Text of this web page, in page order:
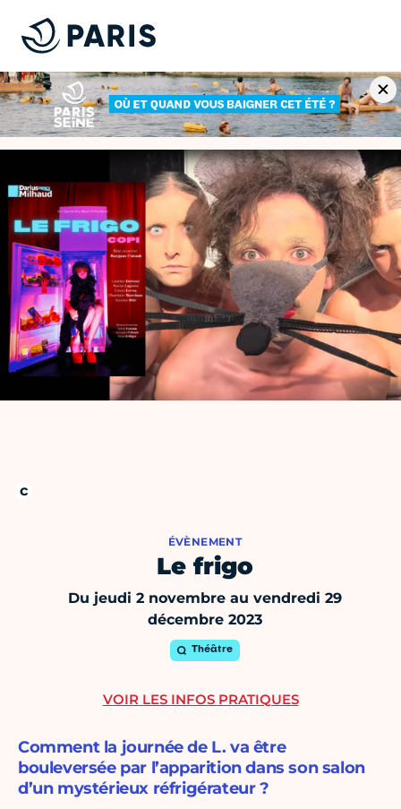
ÉVÈNEMENT
Le frigo
Du jeudi 2 novembre au vendredi 29
décembre 2023
Théâtre
Comment la journée de L. va être
bouleversée par l’apparition dans son salon
d’un mystérieux réfrigérateur ?
VOIR LES INFOS PRATIQUES